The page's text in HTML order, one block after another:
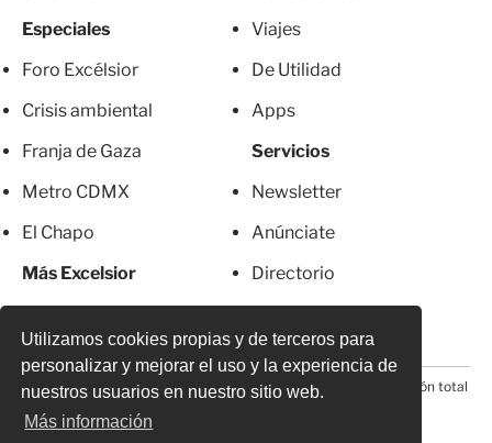
Utilizamos cookies propias y de terceros para
personalizar y mejorar el uso y la experiencia de
nuestros usuarios en nuestro sitio web.
Más información
Especiales
Foro Excélsior
Crisis ambiental
Franja de Gaza
Metro CDMX
El Chapo
Más Excelsior
Viajes
De Utilidad
Apps
Servicios
Newsletter
Anúnciate
Directorio
© 2026 Todos los derechos reservados. Prohibida la reproducción total
o parcial, incluyendo cualquier medio electrónico*